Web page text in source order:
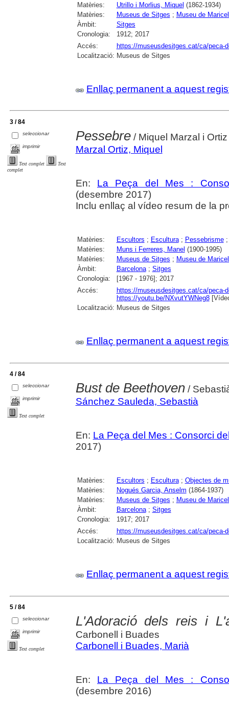
Matèries:
Utrillo i Morlius, Miquel (1862-1934)
Matèries:
Museus de Sitges ; Museu de
Àmbit:
Sitges
Cronologia:
1912; 2017
Accés:
https://museusdesitges.cat/ca/peca-
Localització: Museus de Sitges
Enllaç permanent a aquest
3 / 84
seleccionar
imprimir
Text complet
Text
complet
Pessebre/ Miquel Marzal i Ortiz
Marzal Ortiz, Miquel
En: La Peça del Mes :
(desembre 2017)
Inclu enllaç al vídeo resum de la
Matèries: Escultors ; Escultura; Pessebrisme
Matèries:
Muns i Ferreres, Manel (1900-1995)
Matèries:
Museus de Sitges ; Museu de
Àmbit:
Barcelona; Sitges
Cronologia:
[1967 - 1976]; 2017
Accés:
https://museusdesitges.cat/ca/peca-
https://youtu.be/NXvutYWNeg8
Localització: Museus de Sitges
Enllaç permanent a aquest
4 / 84
seleccionar
imprimir
Text complet
Bust de Beethoven/
Sánchez Sauleda, Sebastià
En: La Peça del Mes : Consorci
2017)
Matèries: Escultors ; Escultura; Objectes de
Matèries:
Nogués Garcia, Anselm (1864-1937)
Matèries:
Museus de Sitges ; Museu de
Àmbit:
Barcelona; Sitges
Cronologia:
1917; 2017
Accés:
https://museusdesitges.cat/ca/peca-
Localització: Museus de Sitges
Enllaç permanent a aquest
5 / 84
seleccionar
imprimir
Text complet
L'Adoració dels reis i
Carbonell i Buades
Carbonell i Buades, Marià
En: La Peça del Mes :
(desembre 2016)